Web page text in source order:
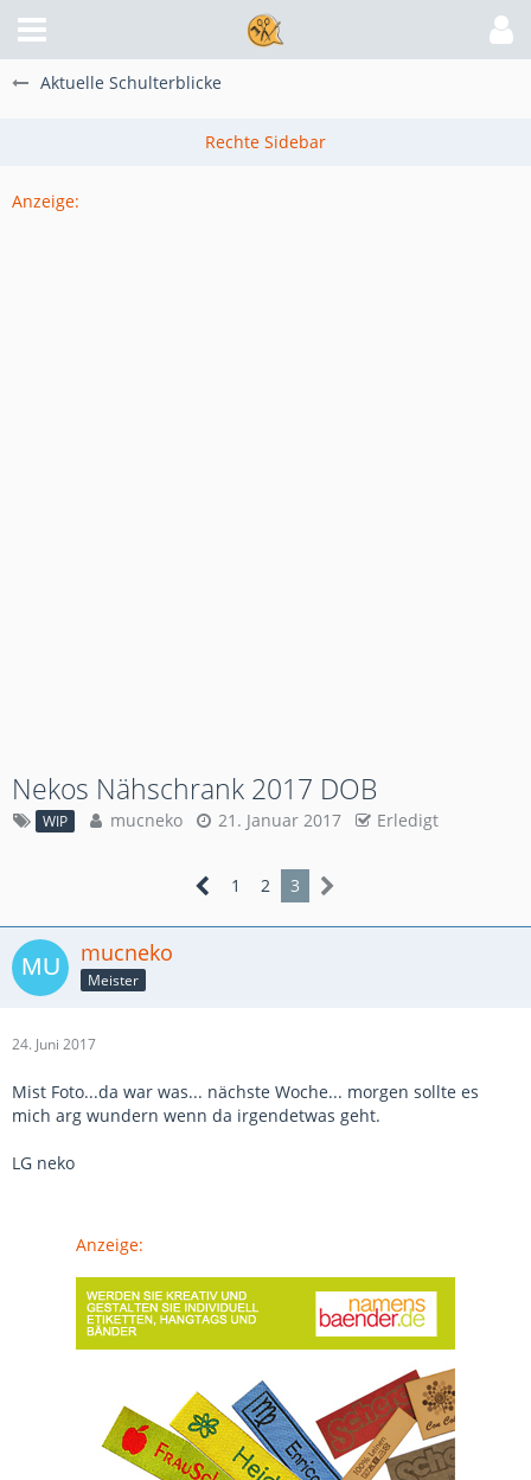
Aktuelle Schulterblicke
Anzeige:
Nekos Nähschrank 2017 DOB
WIP mucneko 21. Januar 2017 Erledigt
1 2 3
mucneko
Meister
24. Juni 2017
Mist Foto...da war was... nächste Woche... morgen sollte es
mich arg wundern wenn da irgendetwas geht.
LG neko
Anzeige: